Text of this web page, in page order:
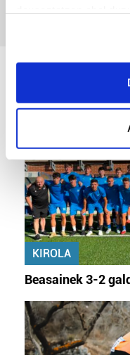
If you allow, we would
Collect
Identify your
specific
Find out more about
and set your
Guk eta gure
prozesatzen ditugu,
teknologia erabiliz,
pertsonalizatuak
neurtzeko, jendeari
produktuak
erabiltzen dituen
KIROLA
Beasainek 3-2